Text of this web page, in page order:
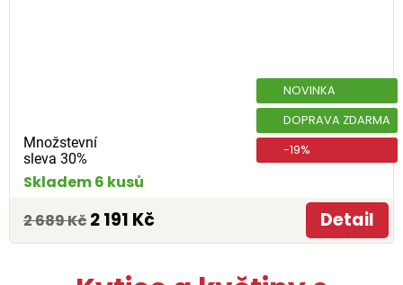
Množstevní
sleva 30%
NOVINKA
DOPRAVA ZDARMA
-19%
Skladem 6 kusů
2 689 Kč 2 191 Kč Detail